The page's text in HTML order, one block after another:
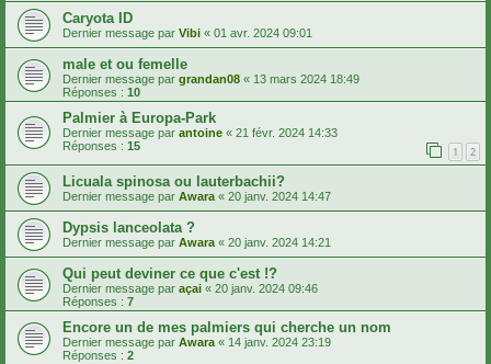
Caryota ID
Dernier message par Vibi « 01 avr. 2024 09:01
male et ou femelle
Dernier message par grandan08 « 13 mars 2024 18:49
Réponses : 10
Palmier à Europa-Park
Dernier message par antoine « 21 févr. 2024 14:33
Réponses : 15 1 2
Licuala spinosa ou lauterbachii?
Dernier message par Awara « 20 janv. 2024 14:47
Dypsis lanceolata ?
Dernier message par Awara « 20 janv. 2024 14:21
Qui peut deviner ce que c'est !?
Dernier message par açai « 20 janv. 2024 09:46
Réponses : 7
Encore un de mes palmiers qui cherche un nom
Dernier message par Awara « 14 janv. 2024 23:19
Réponses : 2